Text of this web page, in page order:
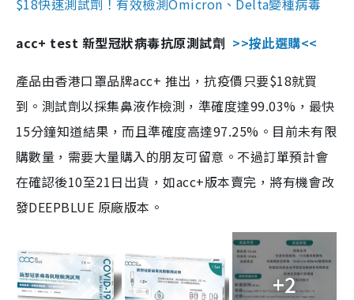
$18快速測試劑！有效檢測Omicron、Delta變種病毒
acc+ test 新型冠狀病毒抗原測試劑 >>按此選購<<
產品由香港口罩品牌acc+ 推出，抗疫價只要$18就買
到。測試劑以採集鼻液作檢測，準確度達99.03%，最快
15分鐘知道結果，而且準確度高達97.25%。目前未有限
購數量，需要大量購入的朋友可留意。不過訂單預計會
在確認後10至21日出貨，如acc+版本賣完，將有機會改
發DEEPBLUE 原廠版本。
+2